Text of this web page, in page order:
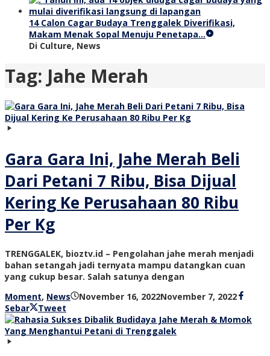
14 Calon Cagar Budaya Trenggalek Diverifikasi,
Makam Menak Sopal Menuju Penetapa…
Di Culture, News
Tag: Jahe Merah
Gara Gara Ini, Jahe Merah Beli
Dari Petani 7 Ribu, Bisa Dijual
Kering Ke Perusahaan 80 Ribu
Per Kg
TRENGGALEK, bioztv.id – Pengolahan jahe merah menjadi
bahan setangah jadi ternyata mampu datangkan cuan
yang cukup besar. Salah satunya dengan
Moment, News November 16, 2022November 7, 2022oleh
tv
Sebar Tweet